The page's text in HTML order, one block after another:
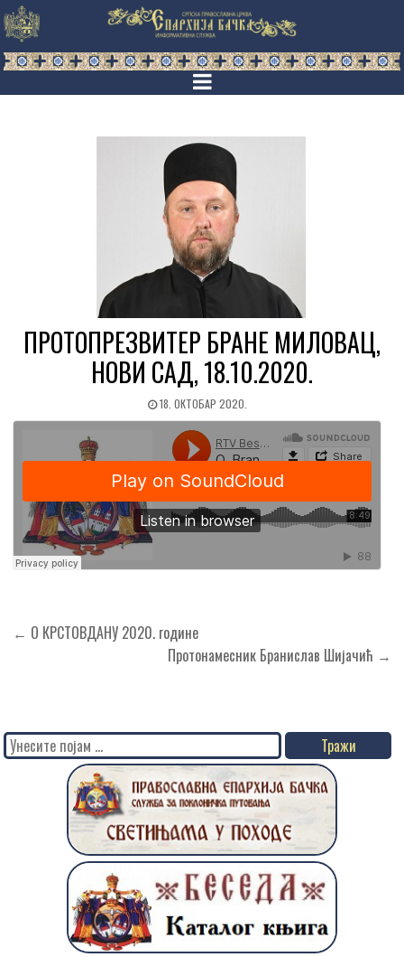
ПРОТОПРЕЗВИТЕР БРАНЕ МИЛОВАЦ,
НОВИ САД, 18.10.2020.
18. ОКТОБАР 2020.
Кретање
← О КРСТОВДАНУ 2020. године
Протонамесник Бранислав Шијачић →
Search
for: